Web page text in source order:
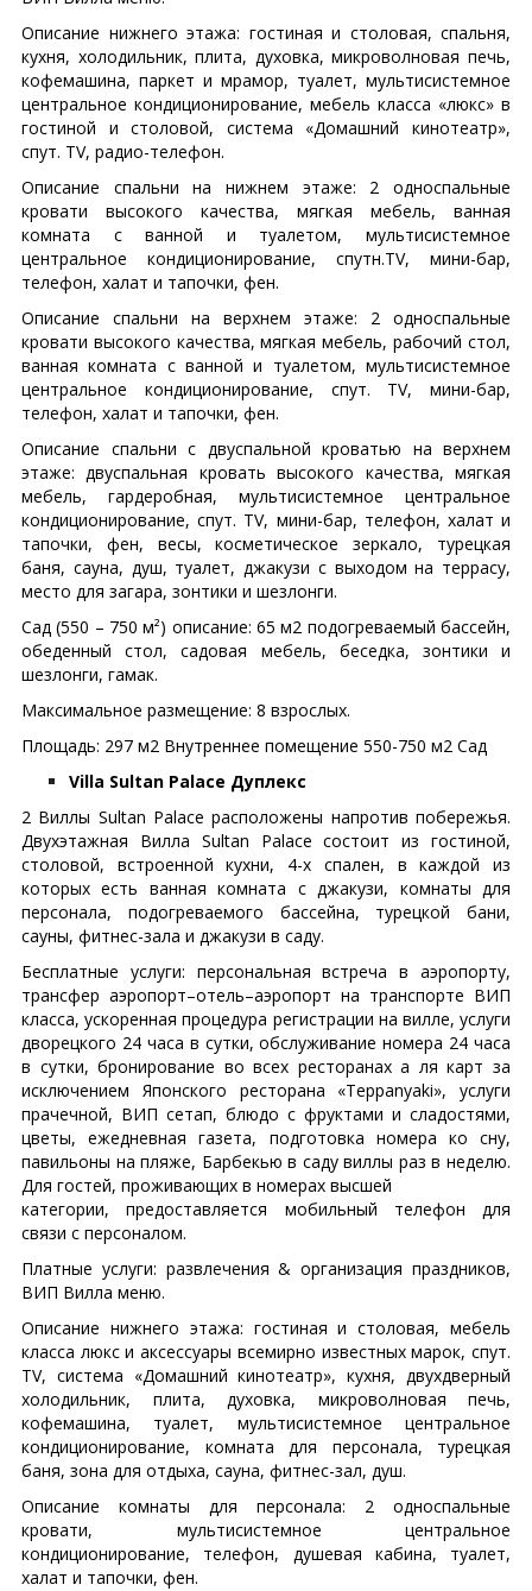
Описание нижнего этажа: гостиная и столовая, спальня,
кухня, холодильник, плита, духовка, микроволновая печь,
кофемашина, паркет и мрамор, туалет, мультисистемное
центральное кондиционирование, мебель класса «люкс» в
гостиной и столовой, система «Домашний кинотеатр»,
спут. TV, радио-телефон.
Описание спальни на нижнем этаже: 2 односпальные
кровати высокого качества, мягкая мебель, ванная
комната с ванной и туалетом, мультисистемное
центральное кондиционирование, спутн.TV, мини-бар,
телефон, халат и тапочки, фен.
Описание спальни на верхнем этаже: 2 односпальные
кровати высокого качества, мягкая мебель, рабочий стол,
ванная комната с ванной и туалетом, мультисистемное
центральное кондиционирование, спут. TV, мини-бар,
телефон, халат и тапочки, фен.
Описание спальни с двуспальной кроватью на верхнем
этаже: двуспальная кровать высокого качества, мягкая
мебель, гардеробная, мультисистемное центральное
кондиционирование, спут. TV, мини-бар, телефон, халат и
тапочки, фен, весы, косметическое зеркало, турецкая
баня, сауна, душ, туалет, джакузи с выходом на террасу,
место для загара, зонтики и шезлонги.
Сад (550 – 750 м²) описание: 65 м2 подогреваемый бассейн,
обеденный стол, садовая мебель, беседка, зонтики и
шезлонги, гамак.
Максимальное размещение: 8 взрослых.
Площадь: 297 м2 Внутреннее помещение 550-750 м2 Сад
Villa Sultan Palace Дуплекс
2 Виллы Sultan Palace расположены напротив побережья.
Двухэтажная Вилла Sultan Palace состоит из гостиной,
столовой, встроенной кухни, 4-x спален, в каждой из
которых есть ванная комната с джакузи, комнаты для
персонала, подогреваемого бассейна, турецкой бани,
сауны, фитнес-зала и джакузи в саду.
Бесплатные услуги: персональная встреча в аэропорту,
трансфер аэропорт–отель–аэропорт на транспорте ВИП
класса, ускоренная процедура регистрации на вилле, услуги
дворецкого 24 часа в сутки, обслуживание номера 24 часа
в сутки, бронирование во всех ресторанах а ля карт за
исключением Японского ресторана «Teppanyaki», услуги
прачечной, ВИП сетап, блюдо с фруктами и сладостями,
цветы, ежедневная газета, подготовка номера ко сну,
павильоны на пляже, Барбекью в саду виллы раз в неделю.
Для гостей, проживающих в номерах высшей
категории, предоставляется мобильный телефон для
связи с персоналом.
Платные услуги: развлечения & организация праздников,
ВИП Вилла меню.
Описание нижнего этажа: гостиная и столовая, мебель
класса люкс и аксессуары всемирно известных марок, спут.
TV, система «Домашний кинотеатр», кухня, двухдверный
холодильник, плита, духовка, микроволновая печь,
кофемашина, туалет, мультисистемное центральное
кондиционирование, комната для персонала, турецкая
баня, зона для отдыха, сауна, фитнес-зал, душ.
Описание комнаты для персонала: 2 односпальные
кровати, мультисистемное центральное
кондиционирование, телефон, душевая кабина, туалет,
халат и тапочки, фен.